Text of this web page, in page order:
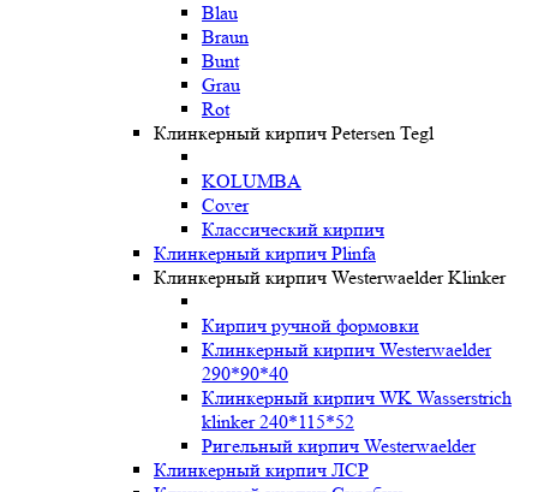
Blau
Braun
Bunt
Grau
Rot
Клинкерный кирпич Petersen Tegl
KOLUMBA
Cover
Классический кирпич
Клинкерный кирпич Plinfa
Клинкерный кирпич Westerwaelder Klinker
Кирпич ручной формовки
Клинкерный кирпич Westerwaelder
290*90*40
Клинкерный кирпич WK Wasserstrich
klinker 240*115*52
Ригельный кирпич Westerwaelder
Клинкерный кирпич ЛСР